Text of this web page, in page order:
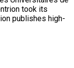
took its
publishes high-